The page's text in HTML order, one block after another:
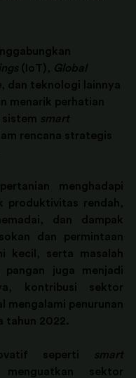
(IoT), Global
, dan teknologi lainnya
menarik perhatian
sistem smart
rencana strategis
menghadapi
produktivitas rendah,
dan dampak
dan permintaan
kecil, serta masalah
juga menjadi
kontribusi sektor
mengalami penurunan
tahun 2022.
seperti smart
sektor